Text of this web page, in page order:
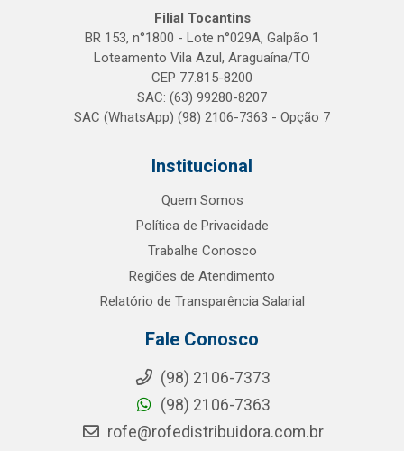
Filial Tocantins
BR 153, n°1800 - Lote n°029A, Galpão 1
Loteamento Vila Azul, Araguaína/TO
CEP 77.815-8200
SAC: (63) 99280-8207
SAC (WhatsApp) (98) 2106-7363 - Opção 7
Institucional
Quem Somos
Política de Privacidade
Trabalhe Conosco
Regiões de Atendimento
Relatório de Transparência Salarial
Fale Conosco
(98) 2106-7373
(98) 2106-7363
rofe@rofedistribuidora.com.br